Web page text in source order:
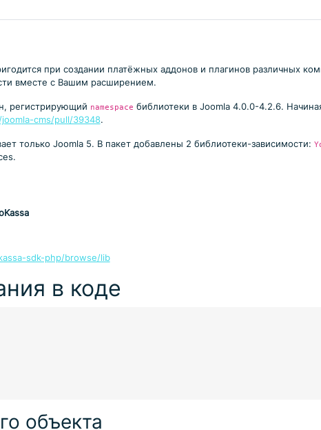
при создании платёжных аддонов и плагинов различных
вместе с Вашим расширением.
регистрирующий namespace библиотеки в Joomla 4.0.0-4.2.6.
cms/pull/39348.
только Joomla 5. В пакет добавлены 2 библиотеки-зависимости:
sdk-php/browse/lib
в коде
объекта